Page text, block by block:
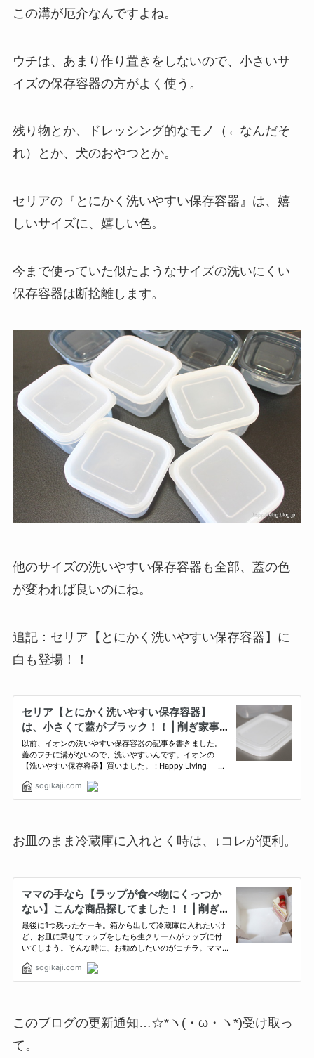
この溝が厄介なんですよね。
ウチは、あまり作り置きをしないので、小さいサ
イズの保存容器の方がよく使う。
残り物とか、ドレッシング的なモノ（←なんだそ
れ）とか、犬のおやつとか。
セリアの『とにかく洗いやすい保存容器』は、嬉
しいサイズに、嬉しい色。
今まで使っていた似たようなサイズの洗いにくい
保存容器は断捨離します。
他のサイズの洗いやすい保存容器も全部、蓋の色
が変われば良いのにね。
追記：セリア【とにかく洗いやすい保存容器】に
白も登場！！
お皿のまま冷蔵庫に入れとく時は、↓コレが便利。
このブログの更新通知…☆*ヽ(・ω・ヽ*)受け取っ
て。